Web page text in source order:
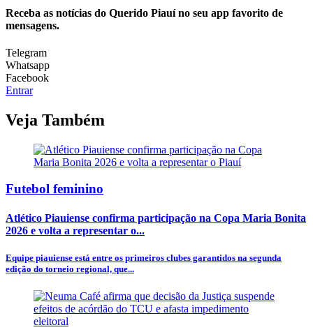
Receba as notícias do Querido Piauí no seu app favorito de
mensagens.
Telegram
Whatsapp
Facebook
Entrar
Veja Também
Futebol feminino
Atlético Piauiense confirma participação na Copa Maria Bonita
2026 e volta a representar o...
Equipe piauiense está entre os primeiros clubes garantidos na segunda
edição do torneio regional, que...